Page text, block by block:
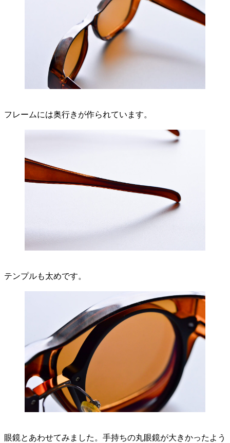
フレームには奥行きが作られています。
テンプルも太めです。
眼鏡とあわせてみました。手持ちの丸眼鏡が大きかったよう